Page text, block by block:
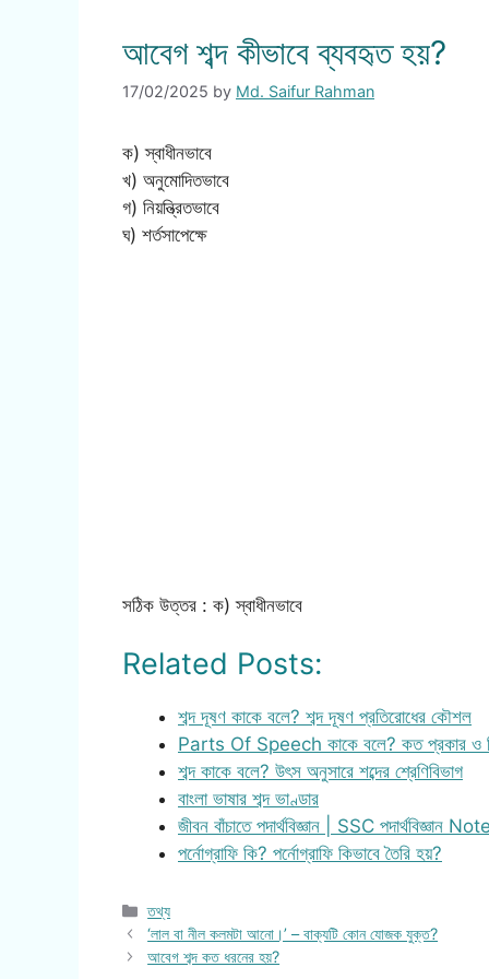
আবেগ শব্দ কীভাবে ব্যবহৃত হয়?
17/02/2025 by Md. Saifur Rahman
ক) স্বাধীনভাবে
খ) অনুমোদিতভাবে
গ) নিয়ন্ত্রিতভাবে
ঘ) শর্তসাপেক্ষে
সঠিক উত্তর : ক) স্বাধীনভাবে
Related Posts:
শব্দ দূষণ কাকে বলে? শব্দ দূষণ প্রতিরোধের কৌশল
Parts Of Speech কাকে বলে? কত প্রকার ও
শব্দ কাকে বলে? উৎস অনুসারে শব্দের শ্রেণিবিভাগ
বাংলা ভাষার শব্দ ভাণ্ডার
জীবন বাঁচাতে পদার্থবিজ্ঞান | SSC পদার্থবিজ্ঞান
পর্নোগ্রাফি কি? পর্নোগ্রাফি কিভাবে তৈরি হয়?
Categories
তথ্য
‘লাল বা নীল কলমটা আনো।’ – বাক্যটি কোন যোজক যুক্ত?
আবেগ শব্দ কত ধরনের হয়?